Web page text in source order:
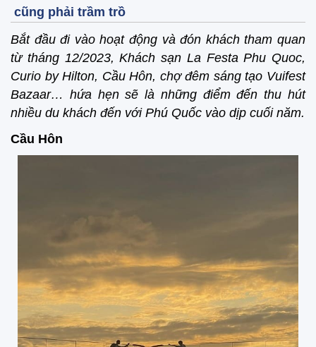
cũng phải trầm trồ
Bắt đầu đi vào hoạt động và đón khách tham quan
từ tháng 12/2023, Khách sạn La Festa Phu Quoc,
Curio by Hilton, Cầu Hôn, chợ đêm sáng tạo Vuifest
Bazaar… hứa hẹn sẽ là những điểm đến thu hút
nhiều du khách đến với Phú Quốc vào dịp cuối năm.
Cầu Hôn